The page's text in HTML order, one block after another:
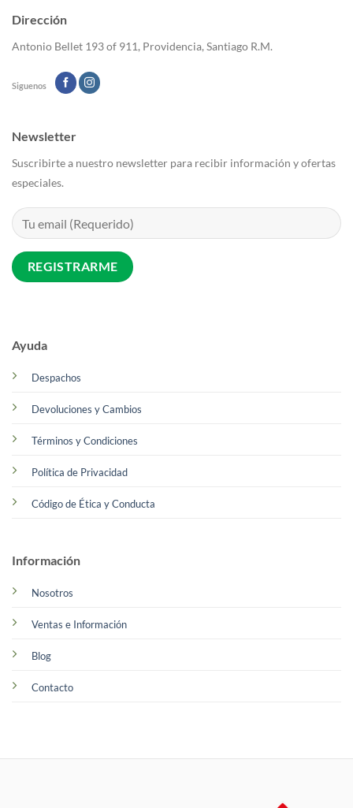
la
de
producto
Dirección
Antonio Bellet 193 of 911, Providencia, Santiago R.M.
Siguenos
Ayuda
Despachos
Devoluciones y Cambios
Términos y Condiciones
Política de Privacidad
Código de Ética y Conducta
Información
Nosotros
Ventas e Información
Blog
Contacto
Newsletter
Suscribirte a nuestro newsletter para recibir información y ofertas
especiales.